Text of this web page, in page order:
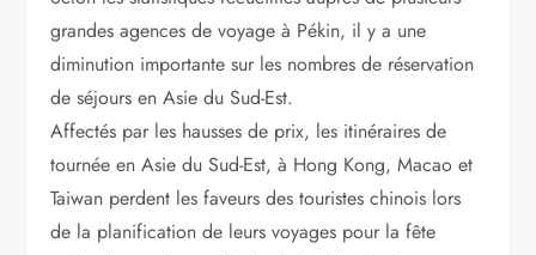
grandes agences de voyage à Pékin, il y a une
diminution importante sur les nombres de réservation
de séjours en Asie du Sud-Est.
Affectés par les hausses de prix, les itinéraires de
tournée en Asie du Sud-Est, à Hong Kong, Macao et
Taiwan perdent les faveurs des touristes chinois lors
de la planification de leurs voyages pour la fête